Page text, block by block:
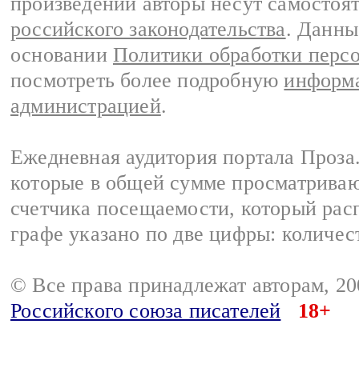
российского законодательства.
основании Политики обработки
посмотреть более подробную
администрацией.
Ежедневная аудитория портала
которые в общей сумме
счетчика посещаемости, который
графе указано по две цифры:
© Все права принадлежат авторам,
Российского союза писателей
18+